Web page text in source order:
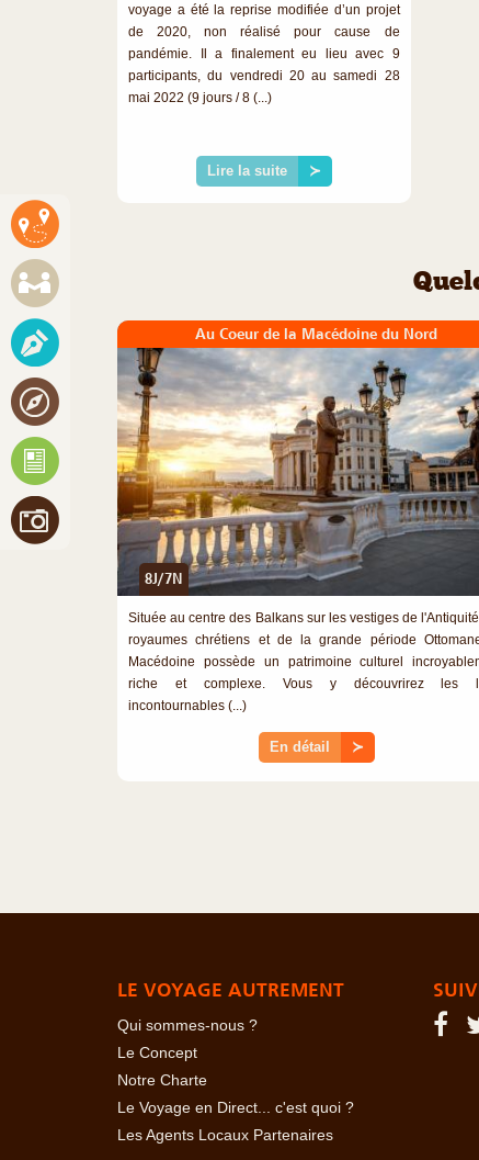
voyage a été la reprise modifiée d’un projet
de 2020, non réalisé pour cause de
pandémie. Il a finalement eu lieu avec 9
participants, du vendredi 20 au samedi 28
mai 2022 (9 jours / 8 (...)
Lire la suite ≻
Au Coeur de la Macédoine du Nord
8J/7N
Située au centre des Balkans sur les vestiges de
royaumes chrétiens et de la grande période
Macédoine possède un patrimoine culturel
riche et complexe. Vous y découvrirez les
incontournables (...)
En détail ≻
LE VOYAGE AUTREMENT
Qui sommes-nous ?
Le Concept
Notre Charte
Le Voyage en Direct... c'est quoi ?
Les Agents Locaux Partenaires